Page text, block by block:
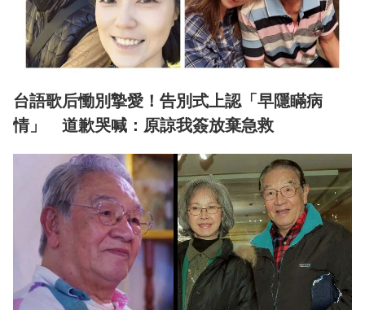
台語歌后慟別摯愛！告別式上認「早隱瞞病
情」 道歉哭喊：原諒我簽放棄急救